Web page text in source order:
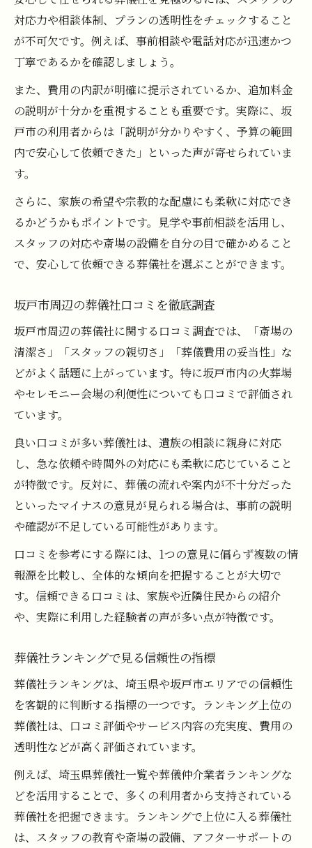
対応力や相談体制、プランの透明性をチェックすること
が不可欠です。例えば、事前相談や電話対応が迅速かつ
丁寧であるかを確認しましょう。
また、費用の内訳が明確に提示されているか、追加料金
の説明が十分かを重視することも重要です。実際に、坂
戸市の利用者からは「説明が分かりやすく、予算の範囲
内で安心して依頼できた」といった声が寄せられていま
す。
さらに、家族の希望や宗教的な配慮にも柔軟に対応でき
るかどうかもポイントです。見学や事前相談を活用し、
スタッフの対応や斎場の設備を自分の目で確かめること
で、安心して依頼できる葬儀社を選ぶことができます。
坂戸市周辺の葬儀社口コミを徹底調査
坂戸市周辺の葬儀社に関する口コミ調査では、「斎場の
清潔さ」「スタッフの親切さ」「葬儀費用の妥当性」な
どがよく話題に上がっています。特に坂戸市内の火葬場
やセレモニー会場の利便性についても口コミで評価され
ています。
良い口コミが多い葬儀社は、遺族の相談に親身に対応
し、急な依頼や時間外の対応にも柔軟に応じていること
が特徴です。反対に、葬儀の流れや案内が不十分だった
といったマイナスの意見が見られる場合は、事前の説明
や確認が不足している可能性があります。
口コミを参考にする際には、1つの意見に偏らず複数の情
報源を比較し、全体的な傾向を把握することが大切で
す。信頼できる口コミは、家族や近隣住民からの紹介
や、実際に利用した経験者の声が多い点が特徴です。
葬儀社ランキングで見る信頼性の指標
葬儀社ランキングは、埼玉県や坂戸市エリアでの信頼性
を客観的に判断する指標の一つです。ランキング上位の
葬儀社は、口コミ評価やサービス内容の充実度、費用の
透明性などが高く評価されています。
例えば、埼玉県葬儀社一覧や葬儀仲介業者ランキングな
どを活用することで、多くの利用者から支持されている
葬儀社を把握できます。ランキングで上位に入る葬儀社
は、スタッフの教育や斎場の設備、アフターサポートの